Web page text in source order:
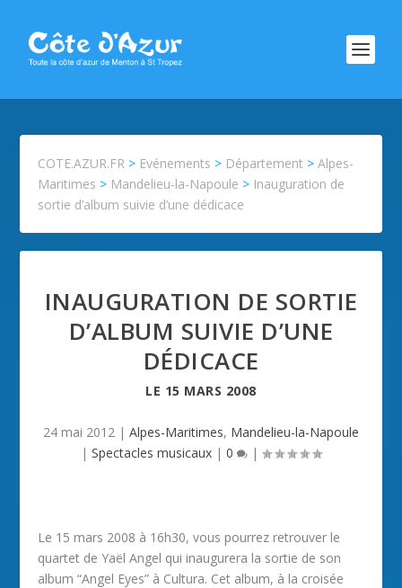
COTE.AZUR.FR > Evénements > Département >Alpes-
Maritimes > Mandelieu-la-Napoule > Inauguration de
sortie d’album suivie d’une dédicace
INAUGURATION DE SORTIE
D’ALBUM SUIVIE D’UNE
DÉDICACE
LE 15 MARS 2008
24 mai 2012 | Alpes-Maritimes, Mandelieu-la-Napoule
| Spectacles musicaux | 0 |
Le 15 mars 2008 à 16h30, vous pourrez retrouver le
quartet de Yaël Angel qui inaugurera la sortie de son
album “Angel Eyes” à Cultura. Cet album, à la croisée